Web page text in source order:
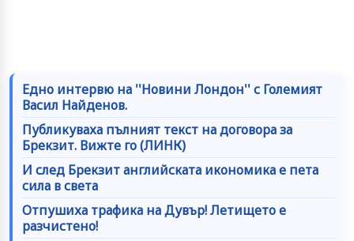
Едно интервю на ''Новини Лондон'' с Големият
Васил Найденов.
Публикуваха пълният текст на договора за
Брекзит. Вижте го (ЛИНК)
И след Брекзит английската икономика е пета
сила в света
Отпушиха трафика на Дувър! Летището е
разчистено!